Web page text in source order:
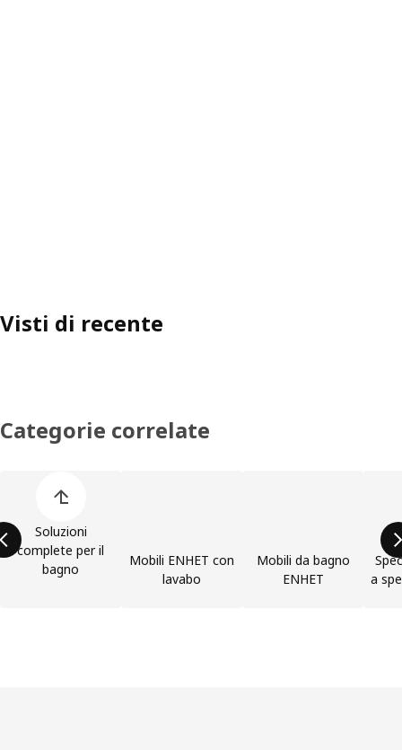
Visti di recente
Categorie correlate
Soluzioni
complete per il
bagno
Mobili ENHET con
lavabo
Mobili da bagno
ENHET
a